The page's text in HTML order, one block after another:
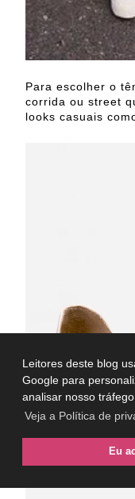
Leitores deste blog
Google para
analisar nosso
Veja a Política de
Eu
Para escolher o
corrida ou street
looks casuais